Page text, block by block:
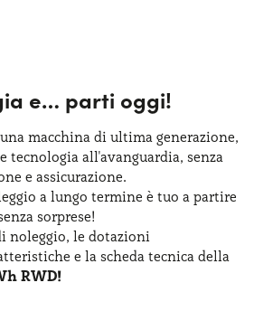
e… parti oggi!
macchina di ultima generazione,
e tecnologia all'avanguardia, senza
e assicurazione.
a lungo termine è tuo a partire
sorprese!
noleggio, le dotazioni
e la scheda tecnica della
RWD!